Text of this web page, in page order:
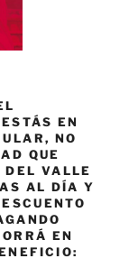
EN
NO
QUE
DEL VALLE
AL DÍA Y
EN